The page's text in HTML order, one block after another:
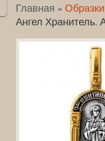
Главная » Образки
Ангел Хранитель.